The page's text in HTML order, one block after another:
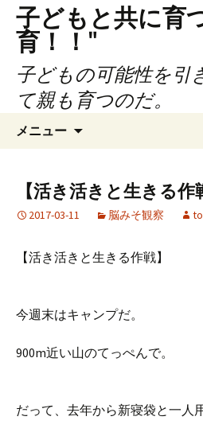
子どもと共に
育！！"
子どもの可能性を引
て親も育つのだ。
メニュー
ン
ツ
キ
【活き活きと生きる
2017-03-11 脳みそ観察
【活き活きと生きる作戦】
今週末はキャンプだ。
900m近い山のてっぺんで。
だって、去年から新寝袋と一人